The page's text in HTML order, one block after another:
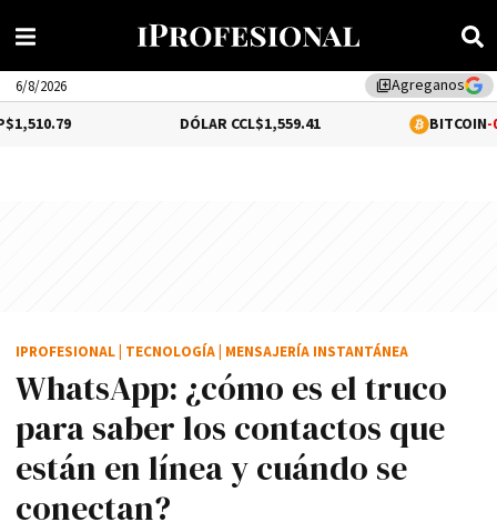
library_addAgreganos
6/8/2026
$1,559.41 -0.02%
WhatsApp: ¿cómo es el truco
para saber los contactos que
están en línea y cuándo se
conectan?
IPROFESIONAL TECNOLOGÍA MENSAJERÍA INSTANTÁNEA